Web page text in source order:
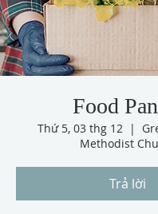
Food
Thứ 5, 03 thg 12
  |
Methodist
Trả lời